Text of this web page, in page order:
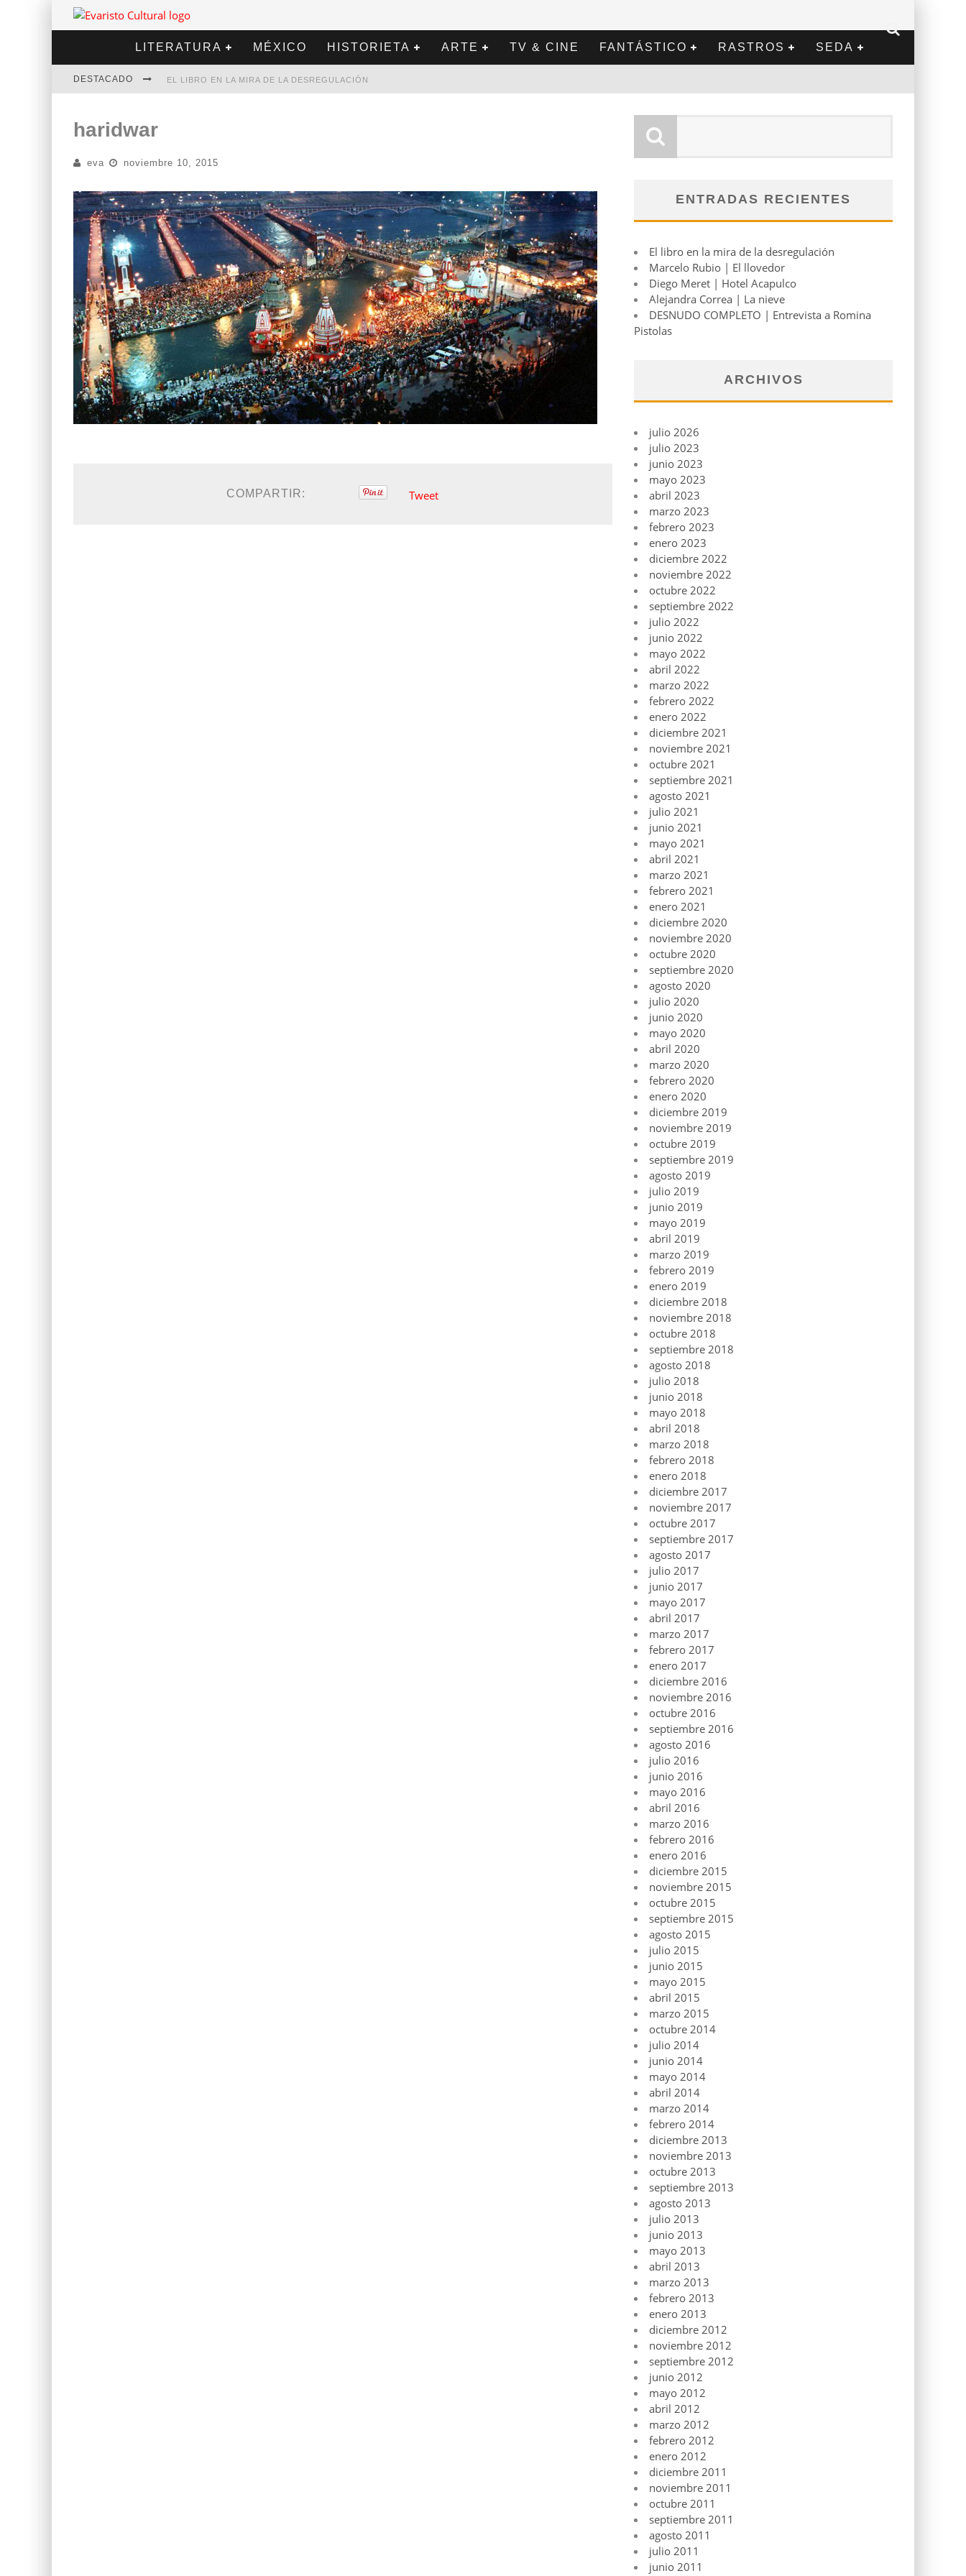
LITERATURA MÉXICO HISTORIETA ARTE TV & CINE FANTÁSTICO RASTROS SEDA
DESTACADO EL LIBRO EN LA MIRA DE LA DESREGULACIÓN
ALEJANDRA CORREA | LA NIEVE
haridwar
eva noviembre 10, 2015
COMPARTIR: Tweet
ENTRADAS RECIENTES
El libro en la mira de la desregulación
Marcelo Rubio | El llovedor
Diego Meret | Hotel Acapulco
Alejandra Correa | La nieve
DESNUDO COMPLETO | Entrevista a Romina
Pistolas
ARCHIVOS
julio 2026
julio 2023
junio 2023
mayo 2023
abril 2023
marzo 2023
febrero 2023
enero 2023
diciembre 2022
noviembre 2022
octubre 2022
septiembre 2022
julio 2022
junio 2022
mayo 2022
abril 2022
marzo 2022
febrero 2022
enero 2022
diciembre 2021
noviembre 2021
octubre 2021
septiembre 2021
agosto 2021
julio 2021
junio 2021
mayo 2021
abril 2021
marzo 2021
febrero 2021
enero 2021
diciembre 2020
noviembre 2020
octubre 2020
septiembre 2020
agosto 2020
julio 2020
junio 2020
mayo 2020
abril 2020
marzo 2020
febrero 2020
enero 2020
diciembre 2019
noviembre 2019
octubre 2019
septiembre 2019
agosto 2019
julio 2019
junio 2019
mayo 2019
abril 2019
marzo 2019
febrero 2019
enero 2019
diciembre 2018
noviembre 2018
octubre 2018
septiembre 2018
agosto 2018
julio 2018
junio 2018
mayo 2018
abril 2018
marzo 2018
febrero 2018
enero 2018
diciembre 2017
noviembre 2017
octubre 2017
septiembre 2017
agosto 2017
julio 2017
junio 2017
mayo 2017
abril 2017
marzo 2017
febrero 2017
enero 2017
diciembre 2016
noviembre 2016
octubre 2016
septiembre 2016
agosto 2016
julio 2016
junio 2016
mayo 2016
abril 2016
marzo 2016
febrero 2016
enero 2016
diciembre 2015
noviembre 2015
octubre 2015
septiembre 2015
agosto 2015
julio 2015
junio 2015
mayo 2015
abril 2015
marzo 2015
octubre 2014
julio 2014
junio 2014
mayo 2014
abril 2014
marzo 2014
febrero 2014
diciembre 2013
noviembre 2013
octubre 2013
septiembre 2013
agosto 2013
julio 2013
junio 2013
mayo 2013
abril 2013
marzo 2013
febrero 2013
enero 2013
diciembre 2012
noviembre 2012
septiembre 2012
junio 2012
mayo 2012
abril 2012
marzo 2012
febrero 2012
enero 2012
diciembre 2011
noviembre 2011
octubre 2011
septiembre 2011
agosto 2011
julio 2011
junio 2011